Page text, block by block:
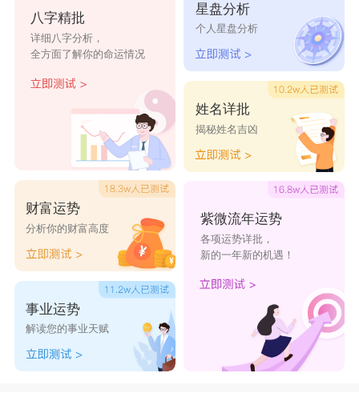
八字精批
详细八字分析，
全方面了解你的命运情况
财富运势
分析你的财富高度
事业运势
解读您的事业天赋
星盘分析
个人星盘分析
姓名详批
揭秘姓名吉凶
紫微流年运势
各项运势详批，
新的一年新的机遇！